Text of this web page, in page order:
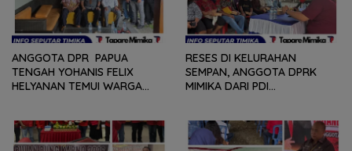
ANGGOTA DPR PAPUA
TENGAH YOHANIS FELIX
HELYANAN TEMUI WARGA
RESES DI KELURAHAN
SEMPAN, ANGGOTA DPRK
MIMIKA DARI PDI
PERSOLAN DAN KELUHAN
WARGA